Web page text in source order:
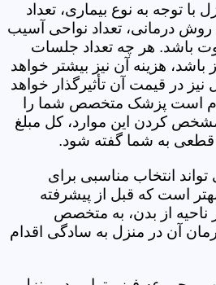
با توجه به نوع بیماری، تعداد
درمانی، تعداد نواحی آسیب
باشد. هر چه تعداد جلسات
باشد، هزینه آن نیز بیشتر خواهد
در قیمت آن تأثیرگذار خواهد
لازم است پزشک متخصص شما را
کردن این موارد، کل مبلغ
به شما گفته شود.
انتخاب مناسبی برای
است که قبل از پیشرفته
از بدن، به متخصص
آن در منزل به سادگی اقدام